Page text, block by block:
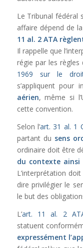
Le Tribunal fédéral
affaire dépend de la
11 al. 2 ATA
Il rappelle que
régie par les
1969 sur le
s’appliquent pour
aérien, même si
cette convention.
Selon l’art. 31 al. 1
partant du sens
ordinaire doit être
du contexte
L’interprétation
dire privilégier le
le but des
L’art. 11 al. 2
statuent
expressément